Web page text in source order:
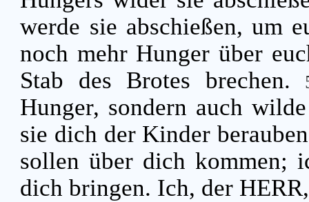
werde sie abschießen, um
noch mehr Hunger über
Stab des Brotes brechen.
Hunger, sondern auch
sie dich der Kinder
sollen über dich kommen;
dich bringen. Ich, der